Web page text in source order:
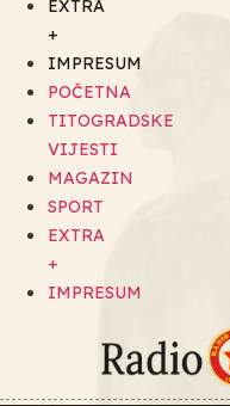
EXTRA
+
IMPRESUM
POČETNA
TITOGRADSKE
VIJESTI
MAGAZIN
SPORT
EXTRA
+
IMPRESUM